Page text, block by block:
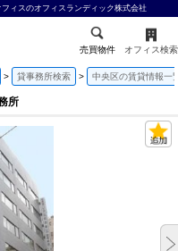
ィスのオフィスランディック株式会社
売買物件 オフィス検索
貸事務所検索 中央区の賃貸情報一
所